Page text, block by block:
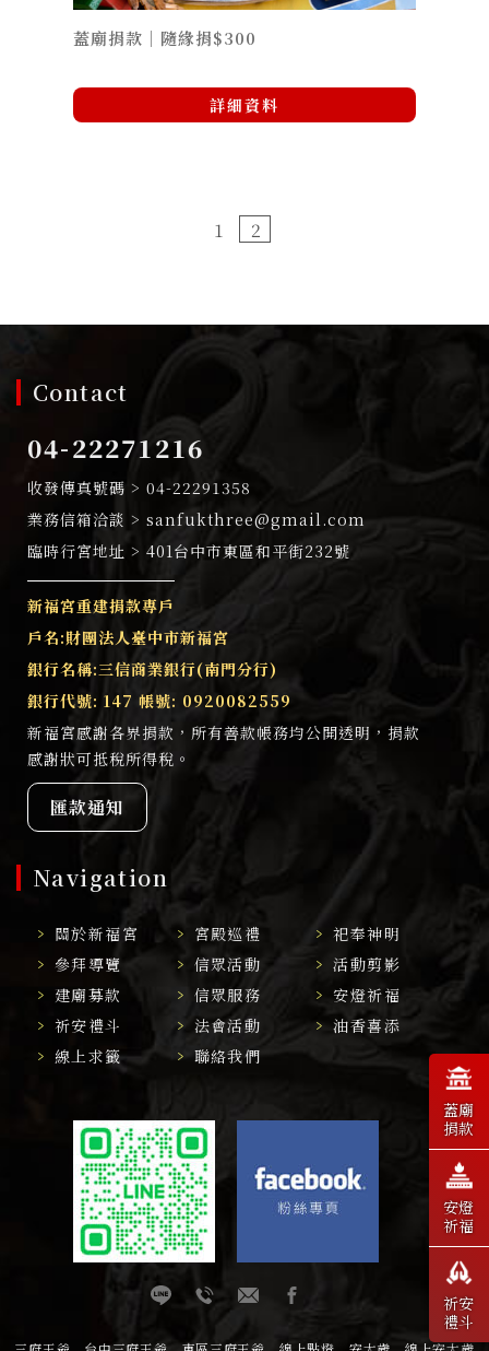
蓋廟捐款｜隨緣捐$300
詳細資料
1 2
Contact
04-22271216
04-22291358
sanfukthree@gmail.com
401台中市東區和平街232號
新福宮重建捐款專戶
戶名:財團法人臺中市新福宮
銀行名稱:三信商業銀行(南門分行)
銀行代號: 147 帳號: 0920082559
新福宮感謝各界捐款，所有善款帳務均公開透明，捐款
感謝狀可抵稅所得稅。
匯款通知
Navigation
關於新福宮 宮殿巡禮
祀奉神明
參拜導覽
信眾活動
活動剪影
建廟募款
信眾服務
安燈祈福
祈安禮斗
法會活動
油香喜添
線上求籤
聯絡我們
蓋廟
捐款
安燈
祈福
祈安
禮斗